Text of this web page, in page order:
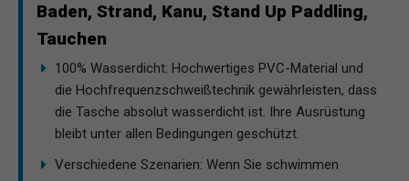
Baden, Strand, Kanu, Stand Up Paddling,
Tauchen
100% Wasserdicht: Hochwertiges PVC-Material und
die Hochfrequenzschweißtechnik gewährleisten, dass
die Tasche absolut wasserdicht ist. Ihre Ausrüstung
bleibt unter allen Bedingungen geschützt.
Verschiedene Szenarien: Wenn Sie schwimmen